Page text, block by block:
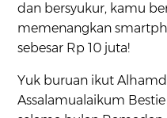
dan bersyukur, kamu
memenangkan
sebesar Rp 10 juta!
Yuk buruan ikut
Assalamualaikum